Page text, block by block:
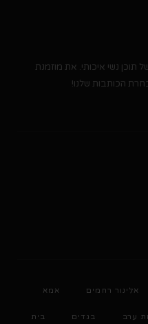
תוכן נשי איכותי. את מוזמנת
הכותבות שלנו!
אלינור רחמים אמא
ערב בגדים בית